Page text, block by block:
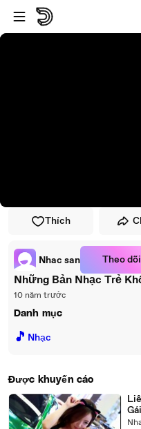
Đi đến trình phát
Đi đến nội dung chính
Thích
Nhac san Theo dõi
Những Bản Nhạc Trẻ
10 năm trước
Danh mục
🎵 Nhạc
Được khuyến cáo